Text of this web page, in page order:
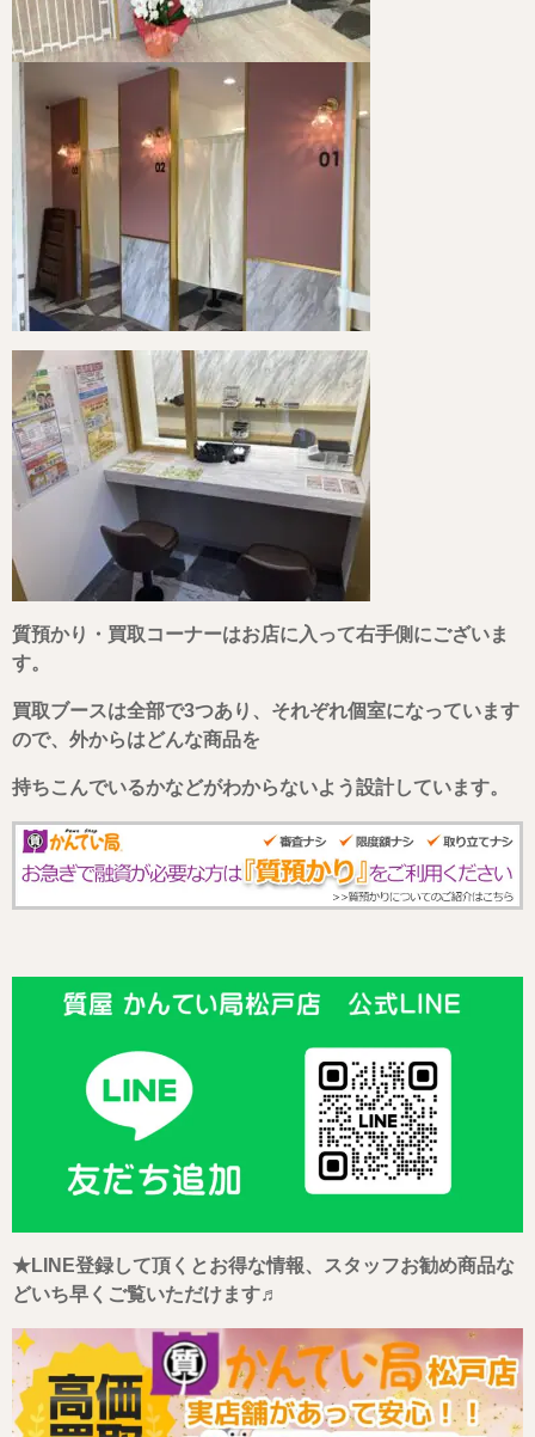
質預かり・買取コーナーはお店に入って右手側にございま
す。
買取ブースは全部で3つあり、それぞれ個室になっています
ので、外からはどんな商品を
持ちこんでいるかなどがわからないよう設計しています。
★LINE登録して頂くとお得な情報、スタッフお勧め商品な
どいち早くご覧いただけます♬